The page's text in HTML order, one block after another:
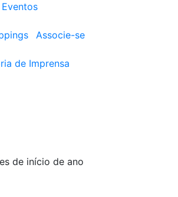
Eventos
Associe-se
de Imprensa
de início de ano